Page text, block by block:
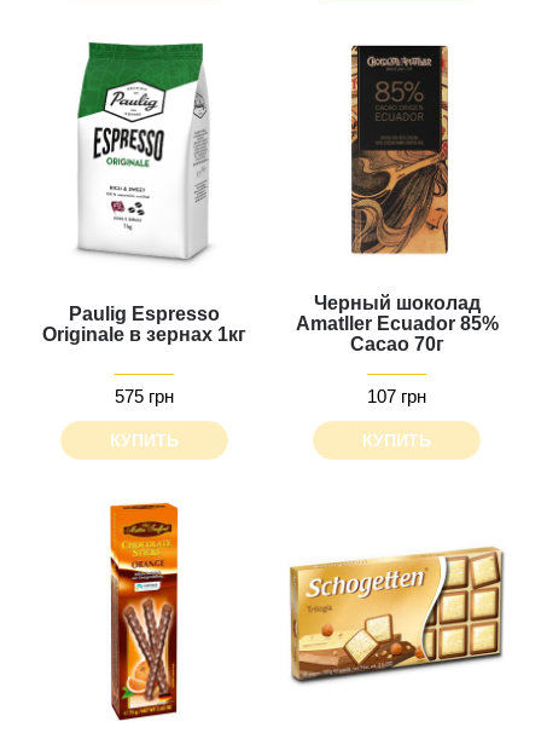
Paulig Espresso
Originale в зернах 1кг
575 грн
КУПИТЬ
Черный шоколад
Amatller Ecuador 85%
Cacao 70г
107 грн
КУПИТЬ